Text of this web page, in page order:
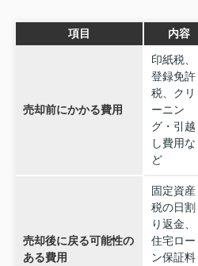
項目 内容
売却前にかかる費用
印紙税、
登録免許
税、クリ
ーニン
グ・引越
し費用な
ど
売却後に戻る可能性の
ある費用
固定資産
税の日割
り返金、
住宅ロー
ン保証料